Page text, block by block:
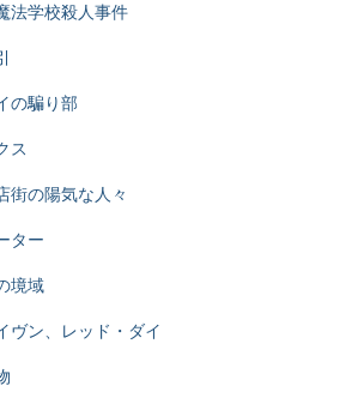
法学校殺人事件
の騙り部
ス
街の陽気な人々
ター
境域
ヴン、レッド・ダイ